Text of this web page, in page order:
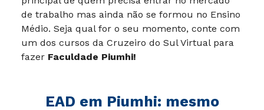
de trabalho mas ainda não se formou no Ensino
Médio. Seja qual for o seu momento, conte com
um dos cursos da Cruzeiro do Sul Virtual para
fazer Faculdade Piumhi!
EAD em Piumhi: mesmo